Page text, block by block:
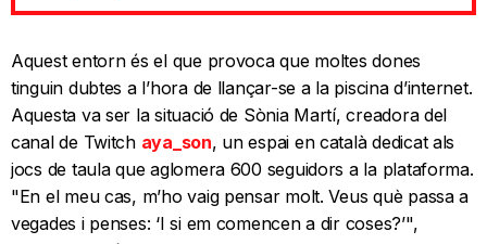
Aquest entorn és el que provoca que moltes dones
tinguin dubtes a l’hora de llançar-se a la piscina d’internet.
Aquesta va ser la situació de Sònia Martí, creadora del
canal de Twitch aya_son, un espai en català dedicat als
jocs de taula que aglomera 600 seguidors a la plataforma.
"En el meu cas, m’ho vaig pensar molt. Veus què passa a
vegades i penses: ‘I si em comencen a dir coses?’",